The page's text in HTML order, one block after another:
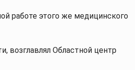
работе этого же медицинского
возглавлял Областной центр